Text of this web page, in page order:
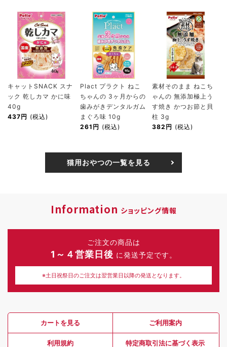
キャットSNACK スナ
ック 乾しカマ かに味
40g
437円 (税込)
Plact プラクト ねこ
ちゃんの 3ヶ月からの
歯みがきデンタルガム
まぐろ味 10g
261円 (税込)
素材そのまま ねこち
ゃんの 無添加極上う
す焼き かつお節と貝
柱 3g
382円 (税込)
猫用おやつの一覧を見る
Information ショッピング情報
ご注文の商品は
1～４営業日後 に発送予定です。
※土日祝祭日のご注文は翌営業日以降の発送となります。
カートを見る ご利用案内
利用規約 特定商取引法に基づく表示